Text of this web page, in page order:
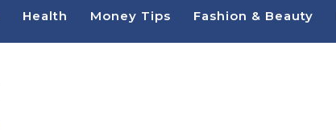
Health Money Tips Fashion & Beauty